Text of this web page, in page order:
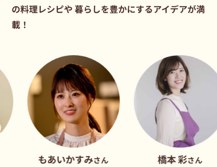
の料理レシピや暮らしを豊かにするアイデアが満
載！
あいかすみさん さん